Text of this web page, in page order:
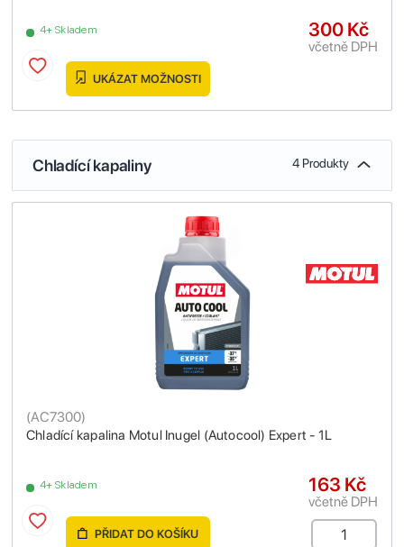
4+ Skladem 300 Kč
včetně DPH
UKÁZAT MOŽNOSTI
Chladící kapaliny 4 Produkty
Chladící kapalina Motul Inugel (Autocool) Expert - 1L
(AC7300)
4+ Skladem 163 Kč
včetně DPH
PŘIDAT DO KOŠÍKU